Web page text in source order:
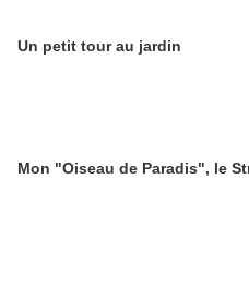
Un petit tour au jardin
Mon "Oiseau de Paradis", le